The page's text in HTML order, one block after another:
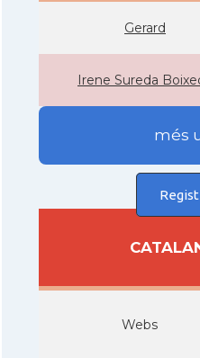
Gerard
Irene Sureda
més
Webs